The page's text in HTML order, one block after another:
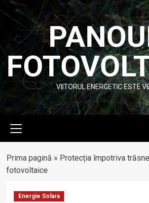
Skip
to
content
VIITORUL ENERGETIC ESTE
Menu
Prima pagină » Protecția împotriva
fotovoltaice
Energie Solara